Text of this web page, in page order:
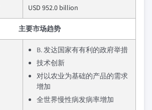
USD 952.0 billion
主要市场趋势
B. 发达国家有有利的政府举措
技术创新
对以农业为基础的产品的需求
增加
全世界慢性病发病率增加